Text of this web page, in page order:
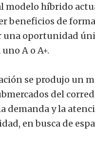
modelo híbrido
beneficios de
oportunidad
A o A+.
se produjo un
del
demanda y la
en busca de